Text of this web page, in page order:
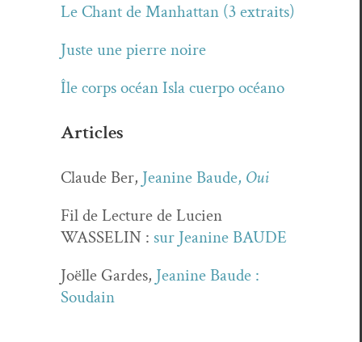
Le Chant de Man­hat­tan (3 extraits)
Juste une pierre noire
Île corps océan Isla cuer­po océano
Articles
Claude Ber, Jea­nine Baude, Oui
Fil de Lec­ture de Lucien
WASSELIN : sur Jea­nine BAUDE
Joëlle Gardes, Jea­nine Baude :
Soudain